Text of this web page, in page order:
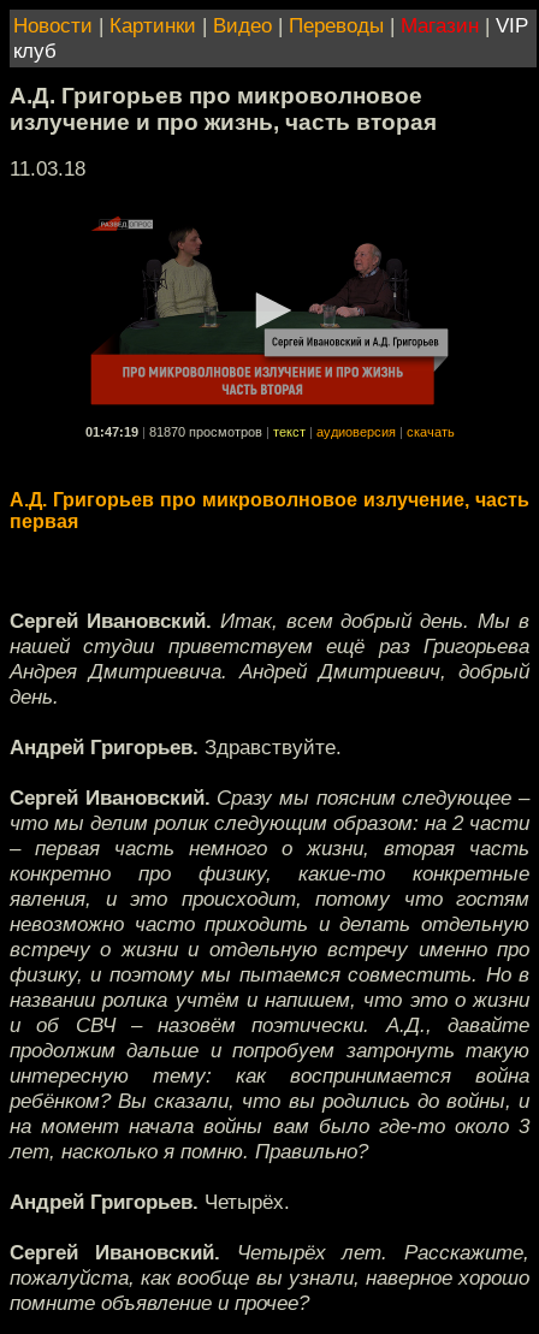
Новости | Картинки | Видео | Переводы | Магазин | VIP
клуб
А.Д. Григорьев про микроволновое
излучение и про жизнь, часть вторая
11.03.18
01:47:19 81870 просмотров текст аудиоверсия скачать
А.Д. Григорьев про микроволновое излучение, часть
первая
Сергей Ивановский. Итак, всем добрый день. Мы в
нашей студии приветствуем ещё раз Григорьева
Андрея Дмитриевича. Андрей Дмитриевич, добрый
день.
Андрей Григорьев. Здравствуйте.
Сергей Ивановский. Сразу мы поясним следующее –
что мы делим ролик следующим образом: на 2 части
– первая часть немного о жизни, вторая часть
конкретно про физику, какие-то конкретные
явления, и это происходит, потому что гостям
невозможно часто приходить и делать отдельную
встречу о жизни и отдельную встречу именно про
физику, и поэтому мы пытаемся совместить. Но в
названии ролика учтём и напишем, что это о жизни
и об СВЧ – назовём поэтически. А.Д., давайте
продолжим дальше и попробуем затронуть такую
интересную тему: как воспринимается война
ребёнком? Вы сказали, что вы родились до войны, и
на момент начала войны вам было где-то около 3
лет, насколько я помню. Правильно?
Андрей Григорьев. Четырёх.
Сергей Ивановский. Четырёх лет. Расскажите,
пожалуйста, как вообще вы узнали, наверное хорошо
помните объявление и прочее?